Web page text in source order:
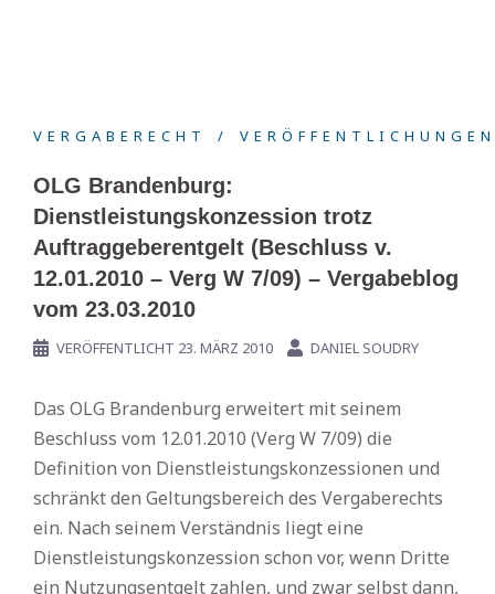
VERGABERECHT VERÖFFENTLICHUNGEN
OLG Brandenburg:
Dienstleistungskonzession trotz
Auftraggeberentgelt (Beschluss v.
12.01.2010 – Verg W 7/09) – Vergabeblog
vom 23.03.2010
VERÖFFENTLICHT 23. MÄRZ 2010 DANIEL SOUDRY
Das OLG Brandenburg erweitert mit seinem
Beschluss vom 12.01.2010 (Verg W 7/09) die
Definition von Dienstleistungskonzessionen und
schränkt den Geltungsbereich des Vergaberechts
ein. Nach seinem Verständnis liegt eine
Dienstleistungskonzession schon vor, wenn Dritte
ein Nutzungsentgelt zahlen, und zwar selbst dann,